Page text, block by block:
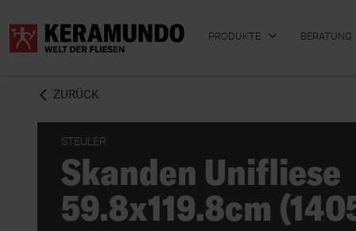
PRODUKTE
BADFLIESEN KÜCHENFLIESEN
BERATUNG
ZURÜCK
STEULER
Skanden Unifliese
59.8x119.8cm